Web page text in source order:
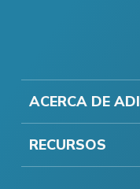
ACERCA DE ADI
RECURSOS